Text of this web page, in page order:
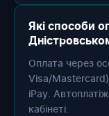
Які способи
Оплата через
Visa/
iPay.
кабінеті.